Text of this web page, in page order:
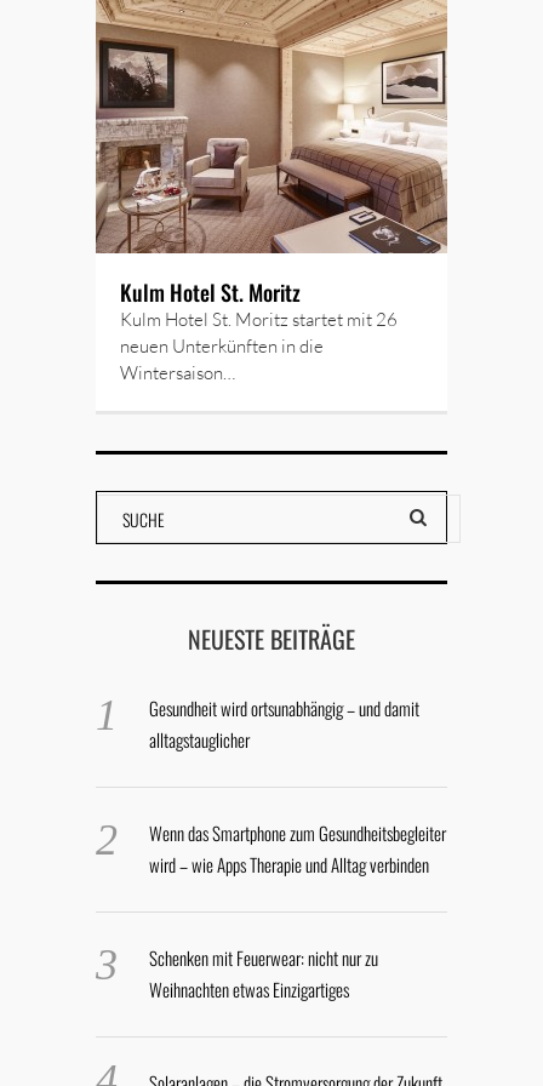
Kulm Hotel St. Moritz
Kulm Hotel St. Moritz startet mit 26
neuen Unterkünften in die
Wintersaison…
NEUESTE BEITRÄGE
Gesundheit wird ortsunabhängig – und damit
alltagstauglicher
Wenn das Smartphone zum Gesundheitsbegleiter
wird – wie Apps Therapie und Alltag verbinden
Schenken mit Feuerwear: nicht nur zu
Weihnachten etwas Einzigartiges